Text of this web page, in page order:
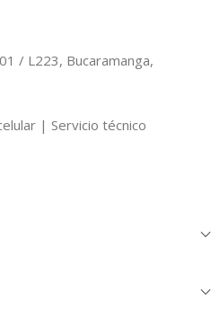
/ L223, Bucaramanga,
| Servicio técnico